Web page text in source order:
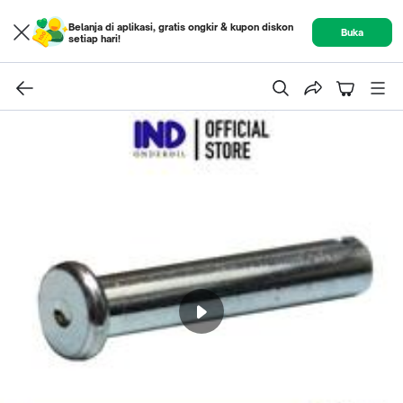
Belanja di aplikasi, gratis ongkir & kupon diskon
setiap hari!
Buka